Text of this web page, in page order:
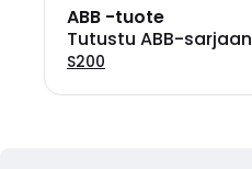
ABB -tuote
Tutustu ABB-sarjaan
S200